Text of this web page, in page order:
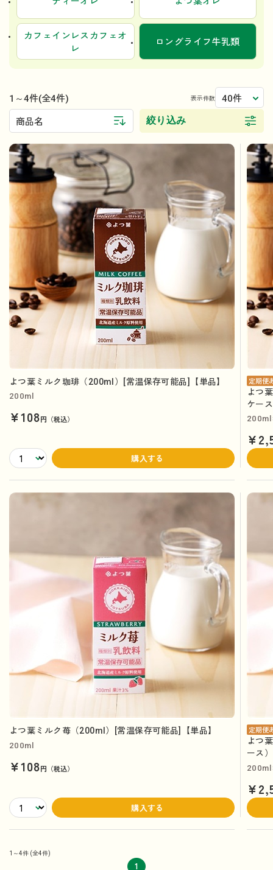
カフェインレスカフェオ
レ
ロングライフ牛乳類
1～4件(全4件) 表示件数 40件
商品名 絞り込み
よつ葉ミルク珈琲（200ml）[常温保存可能品]【単品】
200ml
¥108円（税込）
購入する
定期便
よつ
ケー
よつ葉ミルク苺（200ml）[常温保存可能品]【単品】
200ml
¥108円（税込）
購入する
定期便
よつ
ース）
1～4件 (全4件)
1